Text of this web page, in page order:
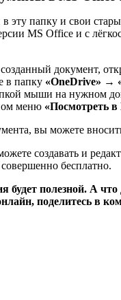
эту папку и свои
MS Office и с
документ,
в папку «OneDrive» →
мыши на нужном
меню «Посмотреть в
вы можете
создавать и
бесплатно.
будет полезной. А что
поделитесь в